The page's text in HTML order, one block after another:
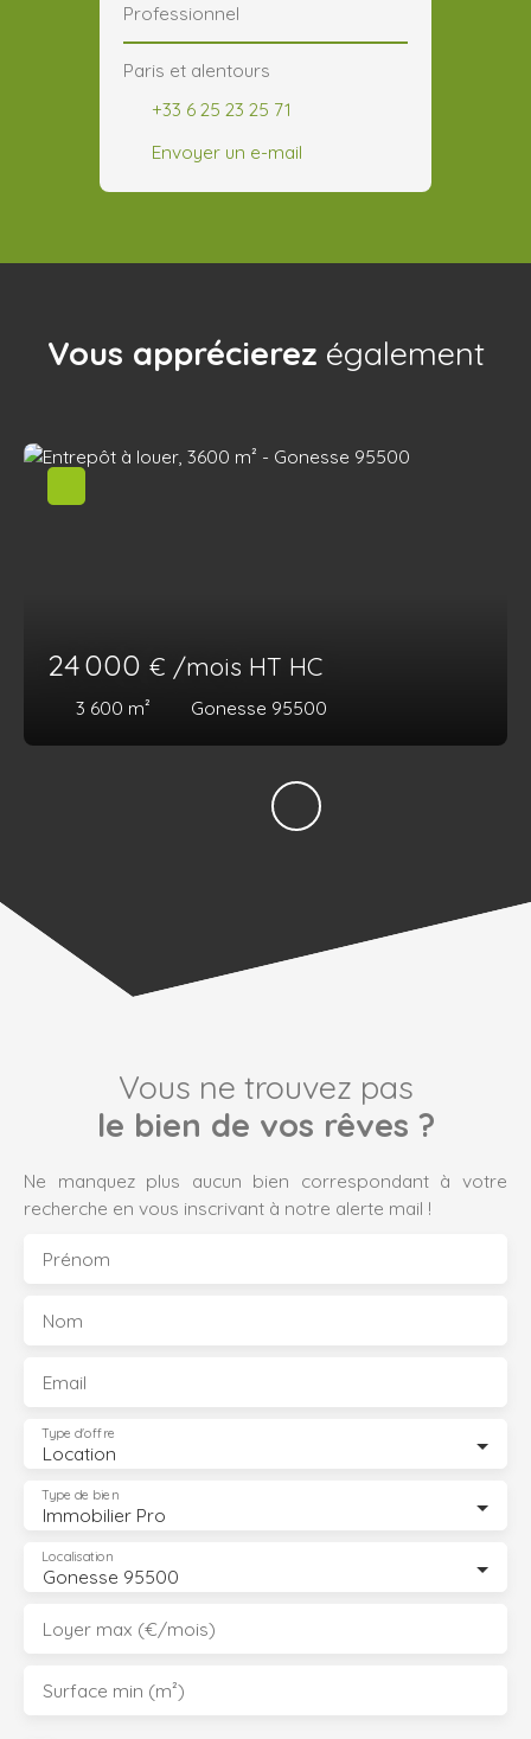
Professionnel
Paris et alentours
+33 6 25 23 25 71
Envoyer un e-mail
Vous apprécierez également
24 000 € /mois HT HC
3 600 m² Gonesse 95500
Vous ne trouvez pas
le bien de vos rêves ?
Ne manquez plus aucun bien correspondant à votre
recherche en vous inscrivant à notre alerte mail !
Prénom
Nom
Email
Location
Type d'offre
Immobilier Pro
Type de bien
Gonesse 95500
Localisation
Loyer max (€/mois)
Surface min (m²)